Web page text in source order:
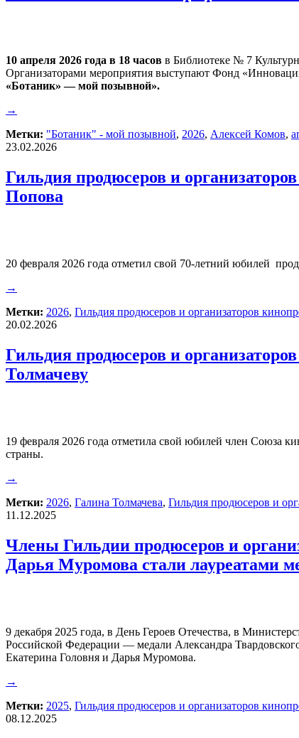
10 апреля 2026 года в 18 часов в Библиотеке № 7
Организаторами мероприятия выступают Фонд
«Ботаник» — мой позывной».
→
Метки: "Ботаник" - мой позывной, 2026, Алексей Комов,
23.02.2026
Гильдия продюсеров и
Попова
20 февраля 2026 года отметил свой 70-летний юбилей
→
Метки: 2026, Гильдия продюсеров и организаторов
20.02.2026
Гильдия продюсеров и
Толмачеву
19 февраля 2026 года отметила свой юбилей член Союза
страны.
→
Метки: 2026, Галина Толмачева, Гильдия продюсеров и
11.12.2025
Члены Гильдии продюсеров и
Дарья Муромова стали лауреатами
9 декабря 2025 года, в День Героев Отечества, в
Российской Федерации — медали Александра
Екатерина Головня и Дарья Муромова.
→
Метки: 2025, Гильдия продюсеров и организаторов
08.12.2025